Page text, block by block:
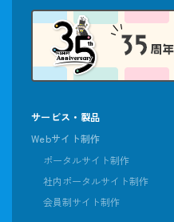
サービス・製品
Webサイト制作
ポータルサイト制作
社内ポータルサイト制作
会員制サイト制作